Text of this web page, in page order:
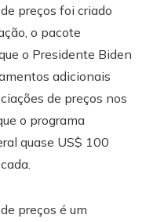
preços foi criado
o pacote
o Presidente Biden
adicionais
de preços nos
o programa
quase US$ 100
preços é um